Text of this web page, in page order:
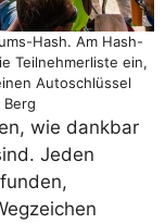
Hash. Am Hash-
Teilnehmerliste ein,
Autoschlüssel
wie dankbar
Jeden